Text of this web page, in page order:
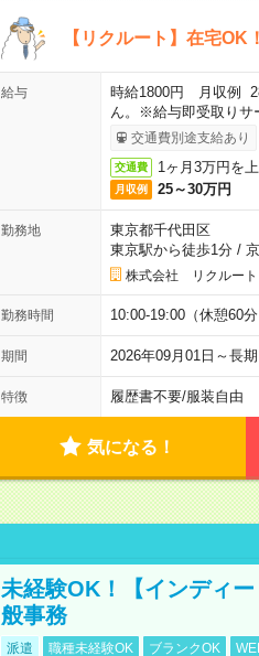
【リクルート】在宅
給与
時給1800円 月収例
ん。※給与即受取りサ
交通費別途支給あり
交通費 1ヶ月3万円を
月収例 25～30万円
勤務地
東京都千代田区
東京駅から徒歩1分/
株式会社 リクルート
勤務時間 10:00-19:00（休憩60
期間 2026年09月01日～
特徴 履歴書不要/服装自由
気になる！
未経験OK！【インディ
般事務
派遣 職種未経験OK ブランクOK